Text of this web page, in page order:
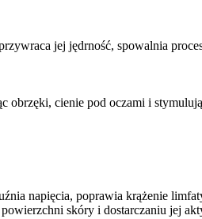
jej jędrność, spowalnia
cienie pod oczami i
napięcia, poprawia krążenie
skóry i dostarczaniu jej